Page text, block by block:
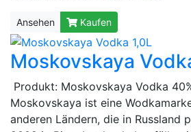
Ansehen Kaufen
Moskovskaya
Produkt: Moskovskaya Vodka
Moskovskaya ist eine
anderen Ländern, die in Russland